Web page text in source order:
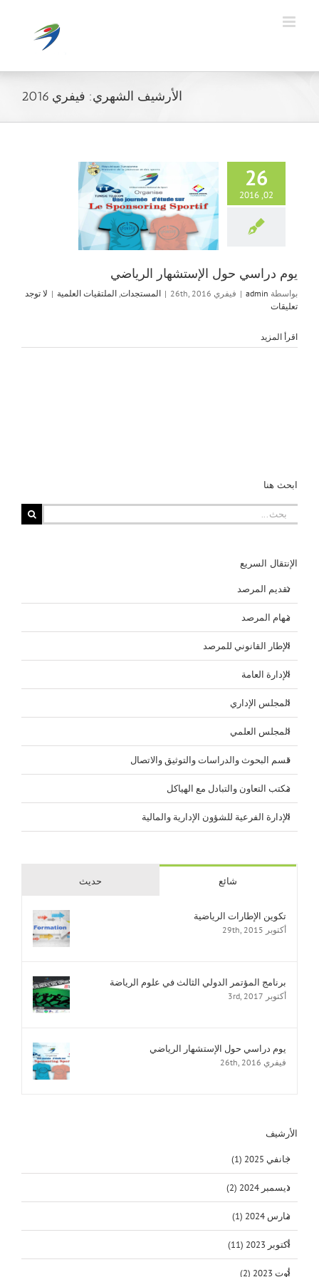
الأرشيف الشهري: فيفري 2016
26
02, 2016
يوم دراسي حول الإستشهار الرياضي
بواسطة admin
| فيفري 26th, 2016 | المستجدات, الملتقيات العلمية | لا توجد
تعليقات
‫اقرأ المزيد
ابحث هنا
البحث
عن:
الإنتقال السريع
تقديم المرصد
مهام المرصد
الإطار القانوني للمرصد
الإدارة العامة
المجلس الإداري
المجلس العلمي
قسم البحوث والدراسات والتوثيق والاتصال
مكتب التعاون والتبادل مع الهياكل
الإدارة الفرعية للشؤون الإدارية والمالية
شائع حديث
تكوين الإطارات الرياضية
أكتوبر 29th, 2015
برنامج المؤتمر الدولي الثالث في علوم الرياضة
أكتوبر 3rd, 2017
يوم دراسي حول الإستشهار الرياضي
فيفري 26th, 2016
الأرشيف
جانفي 2025 (1)
ديسمبر 2024 (2)
مارس 2024 (1)
أكتوبر 2023 (11)
أوت 2023 (2)